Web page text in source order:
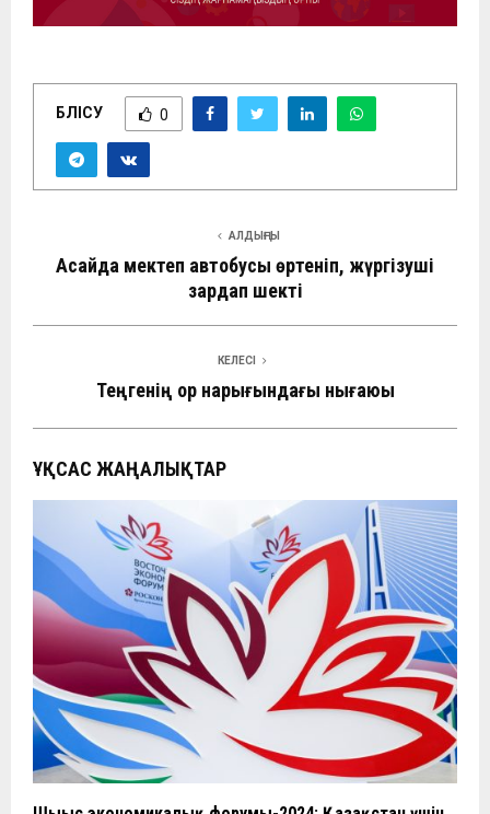
БӨЛІСУ 0
АЛДЫҢҒЫ
Ақсайда мектеп автобусы өртеніп, жүргізуші
зардап шекті
КЕЛЕСІ
Теңгенің қор нарығындағы нығаюы
ҰҚСАС ЖАҢАЛЫҚТАР